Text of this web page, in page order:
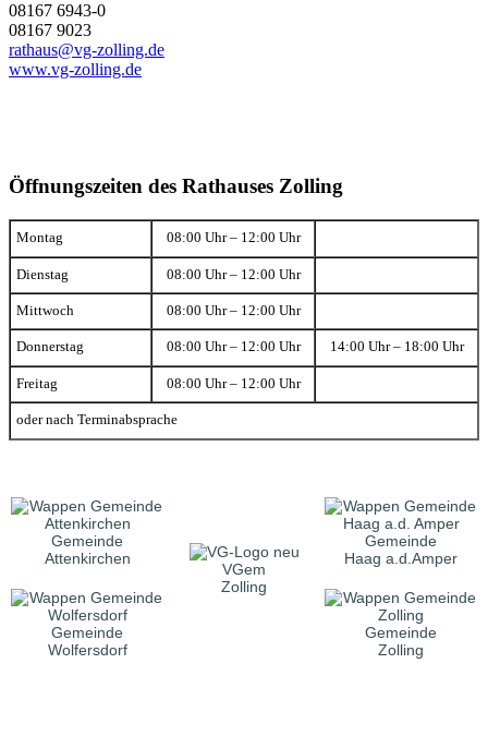
08167 6943-0
08167 9023
rathaus@vg-zolling.de
www.vg-zolling.de
Öffnungszeiten des Rathauses Zolling
Montag 08:00 Uhr – 12:00 Uhr
Dienstag 08:00 Uhr – 12:00 Uhr
Mittwoch 08:00 Uhr – 12:00 Uhr
Donnerstag 08:00 Uhr – 12:00 Uhr 14:00 Uhr – 18:00 Uhr
Freitag 08:00 Uhr – 12:00 Uhr
oder nach Terminabsprache
Gemeinde
Attenkirchen
VGem
Zolling
Gemeinde
Haag a.d.Amper
Gemeinde
Wolfersdorf
Gemeinde
Zolling